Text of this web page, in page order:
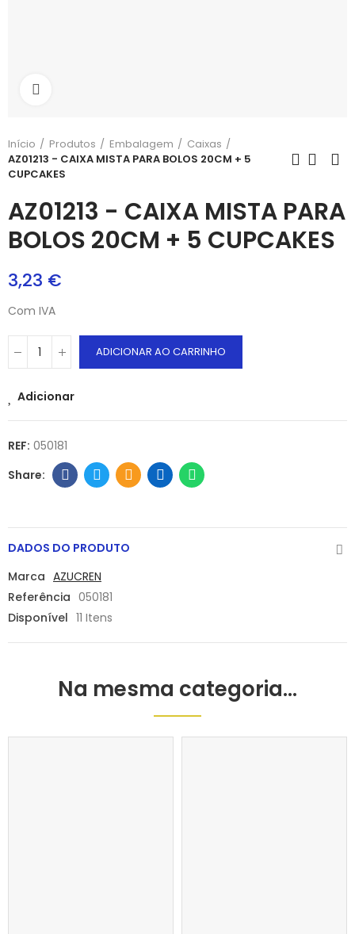
Início Produtos Embalagem
Caixas
AZ01213 - CAIXA MISTA PARA BOLOS 20CM + 5
CUPCAKES
AZ01213 - CAIXA MISTA PARA
BOLOS 20CM + 5 CUPCAKES
3,23 €
Com IVA
ADICIONAR AO CARRINHO
Adicionar
REF: 050181
DADOS DO PRODUTO
Marca AZUCREN
Referência 050181
Disponível 11 Itens
Na mesma categoria...